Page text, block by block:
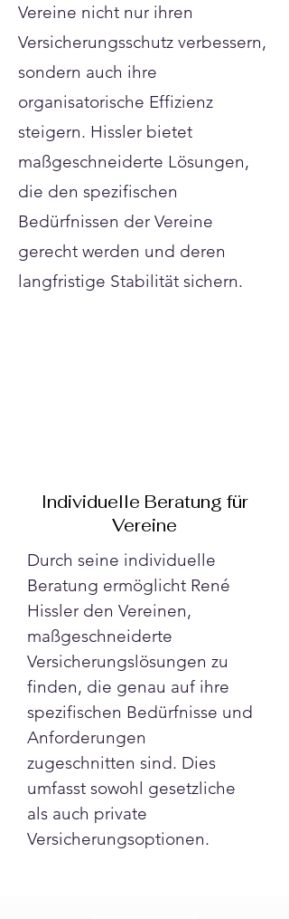
Vereine nicht nur ihren
Versicherungsschutz verbessern,
sondern auch ihre
organisatorische Effizienz
steigern. Hissler bietet
maßgeschneiderte Lösungen,
die den spezifischen
Bedürfnissen der Vereine
gerecht werden und deren
langfristige Stabilität sichern.
Individuelle Beratung für
Vereine
Durch seine individuelle
Beratung ermöglicht René
Hissler den Vereinen,
maßgeschneiderte
Versicherungslösungen zu
finden, die genau auf ihre
spezifischen Bedürfnisse und
Anforderungen
zugeschnitten sind. Dies
umfasst sowohl gesetzliche
als auch private
Versicherungsoptionen.